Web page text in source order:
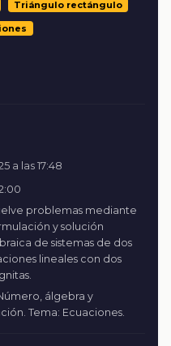
Triángulo rectángulo
a las 17:48
problemas mediante
y solución
de sistemas de dos
lineales con dos
álgebra y
Tema: Ecuaciones.